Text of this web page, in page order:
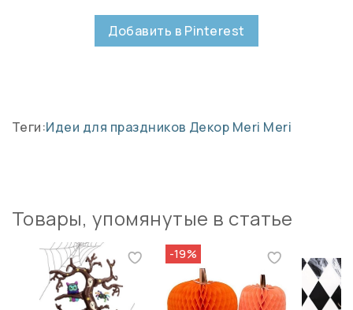
Добавить в Pinterest
Теги:Идеи для праздников Декор Meri Meri
Товары, упомянутые в статье
-19%